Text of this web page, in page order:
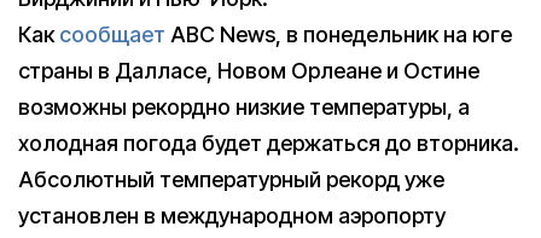
Каксообщает ABC News, в понедельник на юге
страны в Далласе, Новом Орлеане и Остине
возможны рекордно низкие температуры, а
холодная погода будет держаться до вторника.
Абсолютный температурный рекорд уже
установлен в международном аэропорту